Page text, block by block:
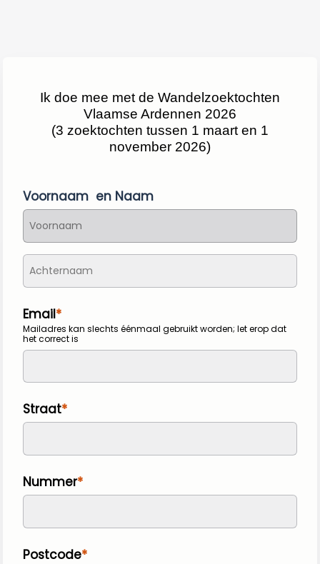
Ik doe mee met de Wandelzoektochten
Vlaamse Ardennen 2026
(3 zoektochten tussen 1 maart en 1
november 2026)
Voornaam en Naam
Email
Mailadres kan slechts éénmaal gebruikt worden; let erop dat
het correct is
Straat
Nummer
Postcode